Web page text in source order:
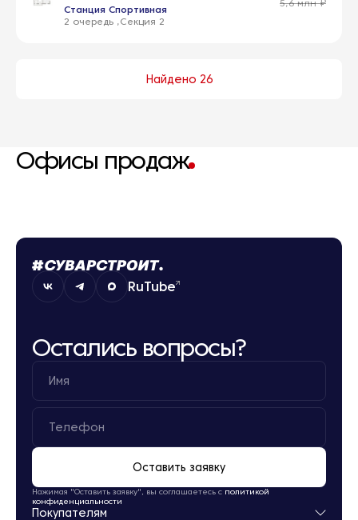
Станция Спортивная
2 очередь
2
5,6 млн ₽
Найдено 26
Офисы продаж
RuTube
Остались вопросы?
Оставить заявку
Нажимая "Оставить заявку", вы соглашаетесь с политикой
конфиденциальности
Покупателям